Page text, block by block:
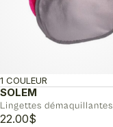
SOLEM
Lingettes démaquillantes
1 COULEUR
22.00$